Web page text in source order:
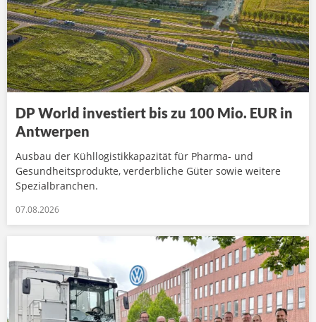
DP World investiert bis zu 100 Mio. EUR in
Antwerpen
Ausbau der Kühllogistikkapazität für Pharma- und
Gesundheitsprodukte, verderbliche Güter sowie weitere
Spezialbranchen.
07.08.2026